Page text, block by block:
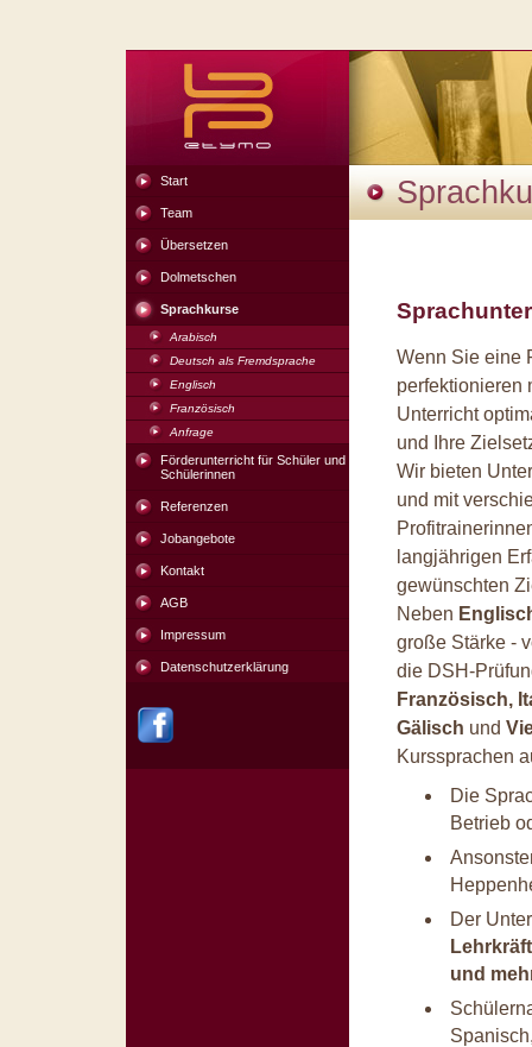
Start
Team
Übersetzen
Dolmetschen
Sprachkurse
Arabisch
Deutsch als Fremdsprache
Englisch
Französisch
Anfrage
Förderunterricht für Schüler und
Schülerinnen
Referenzen
Jobangebote
Kontakt
AGB
Impressum
Datenschutzerklärung
Wenn Sie eine
perfektionieren
Unterricht
und Ihre
Wir bieten
und mit
langjährigen
gewünschten
Neben
große Stärke -
die DSH-
Französisch,
Gälisch und
Kurssprachen
Die
Betrieb
Der
und